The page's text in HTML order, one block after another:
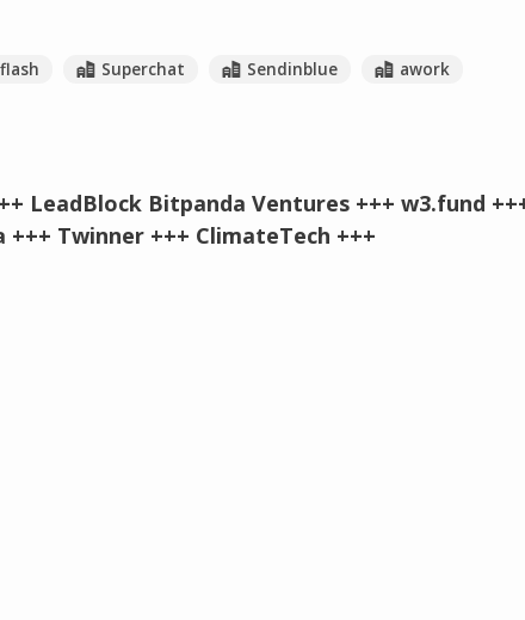
Superchat Sendinblue
awork